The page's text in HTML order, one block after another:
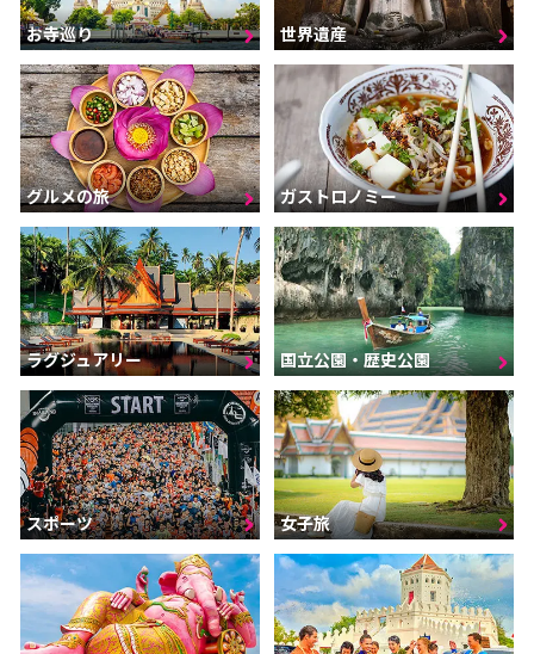
お寺巡り 世界遺産
グルメの旅 ガストロノミー
ラグジュアリー 国立公園・歴史公園
スポーツ 女子旅